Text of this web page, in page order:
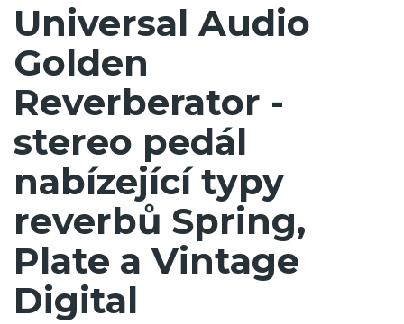
Universal Audio
Golden
Reverberator -
stereo pedál
nabízející typy
reverbů Spring,
Plate a Vintage
Digital